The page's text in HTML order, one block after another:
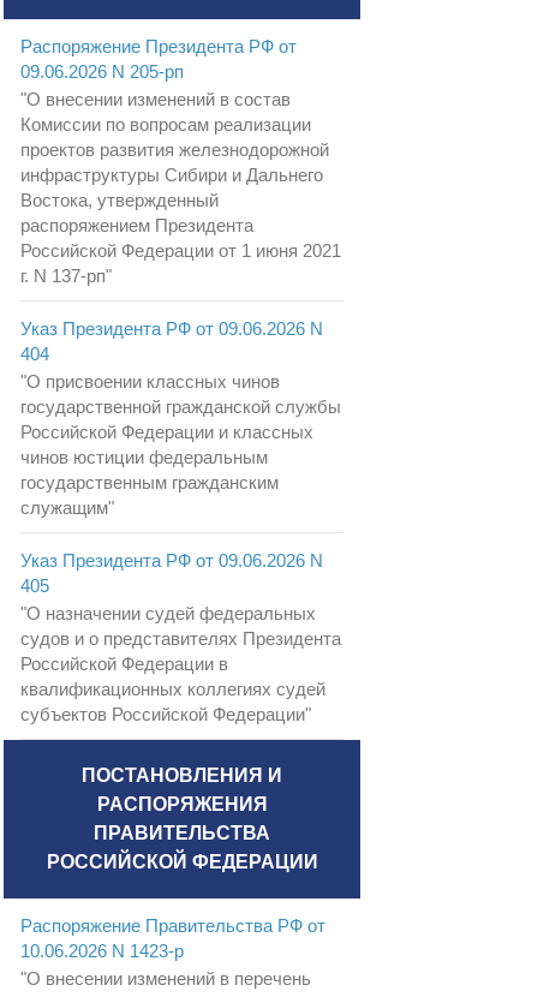
Распоряжение Президента РФ от
09.06.2026 N 205-рп
"О внесении изменений в состав
Комиссии по вопросам реализации
проектов развития железнодорожной
инфраструктуры Сибири и Дальнего
Востока, утвержденный
распоряжением Президента
Российской Федерации от 1 июня 2021
г. N 137-рп"
Указ Президента РФ от 09.06.2026 N
404
"О присвоении классных чинов
государственной гражданской службы
Российской Федерации и классных
чинов юстиции федеральным
государственным гражданским
служащим"
Указ Президента РФ от 09.06.2026 N
405
"О назначении судей федеральных
судов и о представителях Президента
Российской Федерации в
квалификационных коллегиях судей
субъектов Российской Федерации"
ПОСТАНОВЛЕНИЯ И
РАСПОРЯЖЕНИЯ
ПРАВИТЕЛЬСТВА
РОССИЙСКОЙ ФЕДЕРАЦИИ
Распоряжение Правительства РФ от
10.06.2026 N 1423-р
"О внесении изменений в перечень